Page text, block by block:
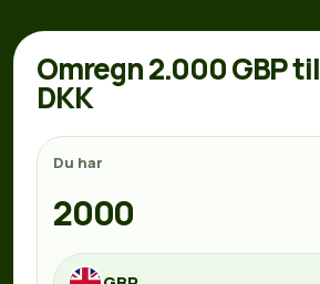
Omregn 2.000 GBP til
DKK
Du har